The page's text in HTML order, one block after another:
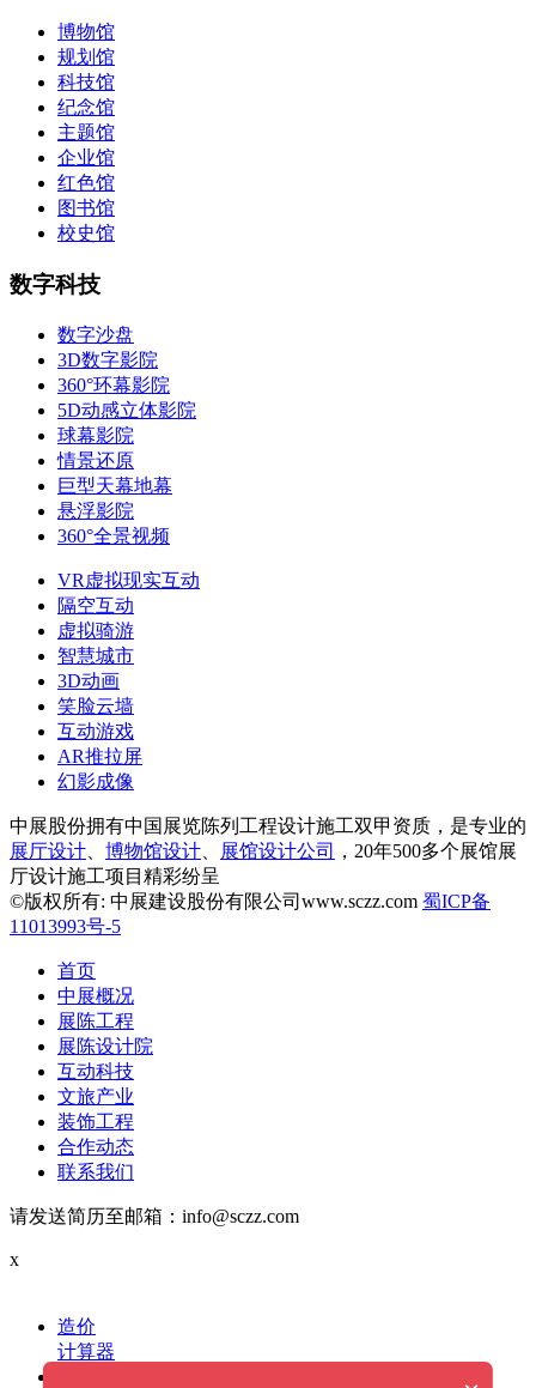
博物馆
规划馆
科技馆
纪念馆
主题馆
企业馆
红色馆
图书馆
校史馆
数字科技
数字沙盘
3D数字影院
360°环幕影院
5D动感立体影院
球幕影院
情景还原
巨型天幕地幕
悬浮影院
360°全景视频
VR虚拟现实互动
隔空互动
虚拟骑游
智慧城市
3D动画
笑脸云墙
互动游戏
AR推拉屏
幻影成像
中展股份拥有中国展览陈列工程设计施工双甲资质，是专业的
展厅设计
博物馆设计 展馆设计公司
，20年500多个展馆展
厅设计施工项目精彩纷呈
©版权所有: 中展建设股份有限公司www.sczz.com 蜀ICP备
11013993号-5
首页
中展概况
展陈工程
展陈设计院
互动科技
文旅产业
装饰工程
合作动态
联系我们
请发送简历至邮箱：info@sczz.com
x
造价
计算器